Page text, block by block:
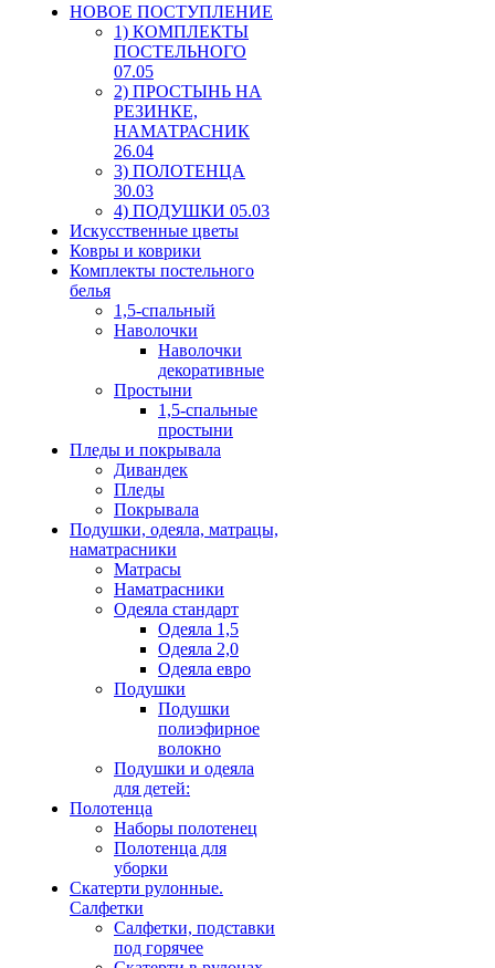
HОВОЕ ПОСТУПЛЕНИЕ
1) КОМПЛЕКТЫ
ПОСТЕЛЬНОГО
07.05
2) ПРОСТЫНЬ НА
РЕЗИНКЕ,
НАМАТРАСНИК
26.04
3) ПОЛОТЕНЦА
30.03
4) ПОДУШКИ 05.03
Искусственные цветы
Ковры и коврики
Комплекты постельного
белья
1,5-спальный
Наволочки
Наволочки
декоративные
Простыни
1,5-спальные
простыни
Пледы и покрывала
Дивандек
Пледы
Покрывала
Подушки, одеяла, матрацы,
наматрасники
Матрасы
Наматрасники
Одеяла стандарт
Одеяла 1,5
Одеяла 2,0
Одеяла евро
Подушки
Подушки
полиэфирное
волокно
Подушки и одеяла
для детей:
Полотенца
Наборы полотенец
Полотенца для
уборки
Скатерти рулонные.
Салфетки
Салфетки, подставки
под горячее